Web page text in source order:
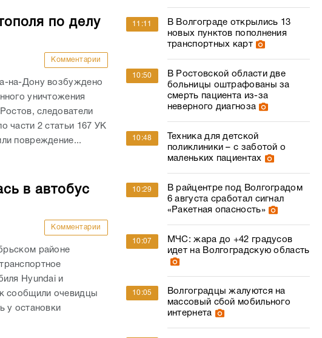
по делу
Комментарии
на-Дону возбуждено
уничтожения
следователи
части 2 статьи 167 УК
повреждение...
в автобус
Комментарии
районе
Hyundai и
сообщили очевидцы
у остановки
11:11
В Волгограде открылись 13
новых пунктов пополнения
транспортных карт
10:50
В Ростовской области две
больницы оштрафованы за
смерть пациента из-за
неверного диагноза
10:48
Техника для детской
поликлиники – с заботой о
маленьких пациентах
10:29
В райцентре под Волгоградом
6 августа сработал сигнал
«Ракетная опасность»
10:07
МЧС: жара до +42 градусов
идет на Волгоградскую область
10:05
Волгоградцы жалуются на
массовый сбой мобильного
интернета